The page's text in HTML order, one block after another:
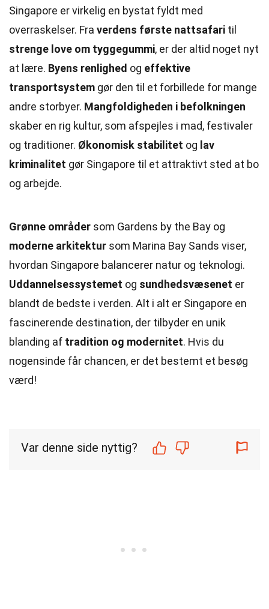
Singapore er virkelig en bystat fyldt med
overraskelser. Fra verdens første nattsafari til
strenge love om tyggegummi, er der altid noget nyt
at lære. Byens renlighed og effektive
transportsystem gør den til et forbillede for mange
andre storbyer. Mangfoldigheden i befolkningen
skaber en rig kultur, som afspejles i mad, festivaler
og traditioner. Økonomisk stabilitet og lav
kriminalitet gør Singapore til et attraktivt sted at bo
og arbejde.
Grønne områder som Gardens by the Bay og
moderne arkitektur som Marina Bay Sands viser,
hvordan Singapore balancerer natur og teknologi.
Uddannelsessystemet og sundhedsvæsenet er
blandt de bedste i verden. Alt i alt er Singapore en
fascinerende destination, der tilbyder en unik
blanding af tradition og modernitet. Hvis du
nogensinde får chancen, er det bestemt et besøg
værd!
Var denne side nyttig?